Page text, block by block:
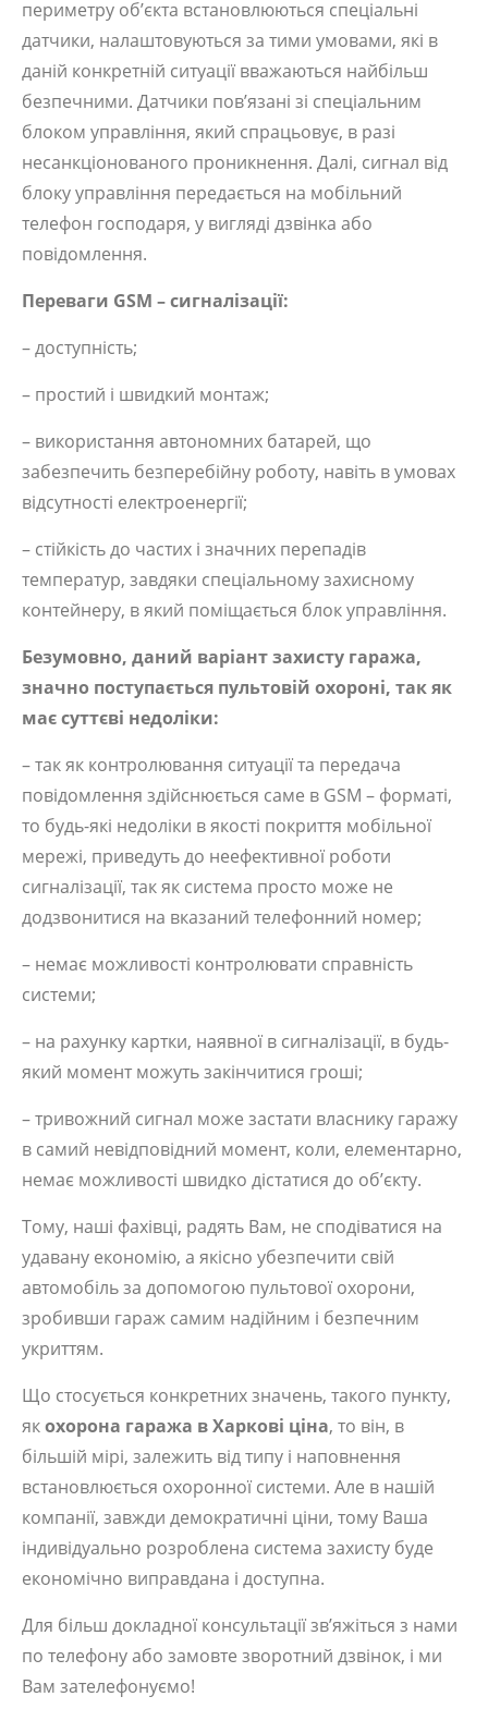
периметру об’єкта встановлюються спеціальні
датчики, налаштовуються за тими умовами, які в
даній конкретній ситуації вважаються найбільш
безпечними. Датчики пов’язані зі спеціальним
блоком управління, який спрацьовує, в разі
несанкціонованого проникнення. Далі, сигнал від
блоку управління передається на мобільний
телефон господаря, у вигляді дзвінка або
повідомлення.
Переваги GSM – сигналізації:
– доступність;
– простий і швидкий монтаж;
– використання автономних батарей, що
забезпечить безперебійну роботу, навіть в умовах
відсутності електроенергії;
– стійкість до частих і значних перепадів
температур, завдяки спеціальному захисному
контейнеру, в який поміщається блок управління.
Безумовно, даний варіант захисту гаража,
значно поступається пультовій охороні, так як
має суттєві недоліки:
– так як контролювання ситуації та передача
повідомлення здійснюється саме в GSM – форматі,
то будь-які недоліки в якості покриття мобільної
мережі, приведуть до неефективної роботи
сигналізації, так як система просто може не
додзвонитися на вказаний телефонний номер;
– немає можливості контролювати справність
системи;
– на рахунку картки, наявної в сигналізації, в будь-
який момент можуть закінчитися гроші;
– тривожний сигнал може застати власнику гаражу
в самий невідповідний момент, коли, елементарно,
немає можливості швидко дістатися до об’єкту.
Тому, наші фахівці, радять Вам, не сподіватися на
удавану економію, а якісно убезпечити свій
автомобіль за допомогою пультової охорони,
зробивши гараж самим надійним і безпечним
укриттям.
Що стосується конкретних значень, такого пункту,
якохорона гаража в Харкові ціна, то він, в
більшій мірі, залежить від типу і наповнення
встановлюється охоронної системи. Але в нашій
компанії, завжди демократичні ціни, тому Ваша
індивідуально розроблена система захисту буде
економічно виправдана і доступна.
Для більш докладної консультації зв’яжіться з нами
по телефону або замовте зворотний дзвінок, і ми
Вам зателефонуємо!